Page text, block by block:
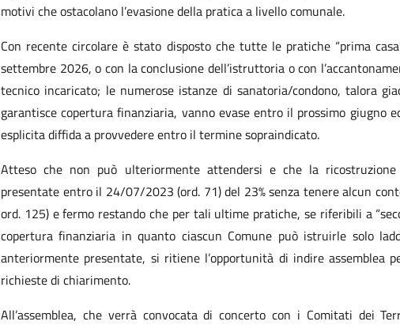
motivi che ostacolano l’evasione della pratica a livello comunale.
Con recente circolare è stato disposto che tutte le pratiche “prima
settembre 2026, o con la conclusione dell’istruttoria o con
tecnico incaricato; le numerose istanze di sanatoria/condono, talora
garantisce copertura finanziaria, vanno evase entro il prossimo giugno
esplicita diffida a provvedere entro il termine sopraindicato.
Atteso che non può ulteriormente attendersi e che la
presentate entro il 24/07/2023 (ord. 71) del 23% senza tenere alcun
ord. 125) e fermo restando che per tali ultime pratiche, se riferibili a
copertura finanziaria in quanto ciascun Comune può istruirle solo
anteriormente presentate, si ritiene l’opportunità di indire assemblea
richieste di chiarimento.
All’assemblea, che verrà convocata di concerto con i Comitati dei